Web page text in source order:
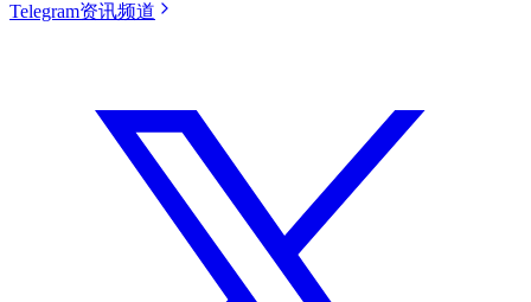
Telegram资讯频道